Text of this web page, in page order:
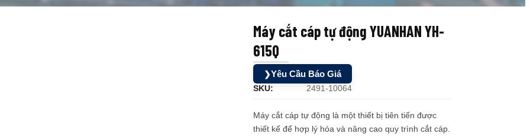
Sound & VibrationSound & Vibration
Optical Instruments
Ultrasonic Measurement
Máy cắt cáp tự động YUANHAN YH-
615Q
❯Yêu Cầu Báo Giá
SKU: 2491-10064
Máy cắt cáp tự động là một thiết bị tiên tiến được
thiết kế để hợp lý hóa và nâng cao quy trình cắt cáp.